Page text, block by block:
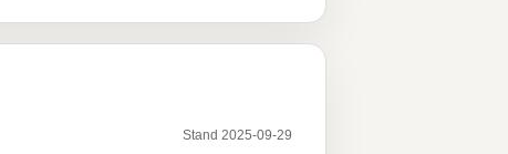
Stand 2025-09-29